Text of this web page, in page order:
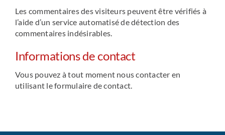
Les commentaires des visiteurs peuvent être vérifiés à
l’aide d’un service automatisé de détection des
commentaires indésirables.
Informations de contact
Vous pouvez à tout moment nous contacter en
utilisant le formulaire de contact.